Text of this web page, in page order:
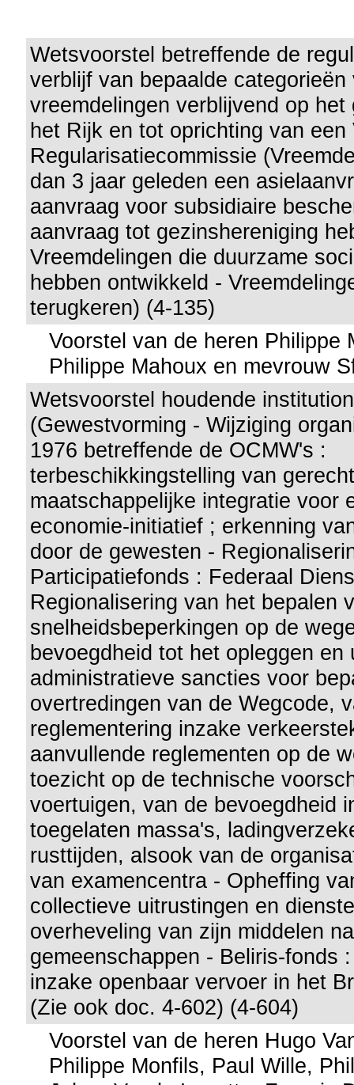
Wetsvoorstel betreffende de
verblijf van bepaalde categorieën
vreemdelingen verblijvend op het
het Rijk en tot oprichting van een
Regularisatiecommissie
dan 3 jaar geleden een
aanvraag voor subsidiaire
aanvraag tot gezinshereniging
Vreemdelingen die duurzame
hebben ontwikkeld -
terugkeren) (4-135)
Voorstel van de heren Philippe
Philippe Mahoux en mevrouw
Wetsvoorstel houdende
(Gewestvorming - Wijziging
1976 betreffende de OCMW's :
terbeschikkingstelling van
maatschappelijke integratie voor
economie-initiatief ; erkenning
door de gewesten -
Participatiefonds : Federaal
Regionalisering van het bepalen
snelheidsbeperkingen op de
bevoegdheid tot het opleggen en
administratieve sancties voor
overtredingen van de Wegcode,
reglementering inzake
aanvullende reglementen op de
toezicht op de technische
voertuigen, van de bevoegdheid
toegelaten massa's,
rusttijden, alsook van de
van examencentra - Opheffing
collectieve uitrustingen en
overheveling van zijn middelen
gemeenschappen - Beliris-fonds
inzake openbaar vervoer in het
(Zie ook doc. 4-602) (4-604)
Voorstel van de heren Hugo
Philippe Monfils, Paul Wille,